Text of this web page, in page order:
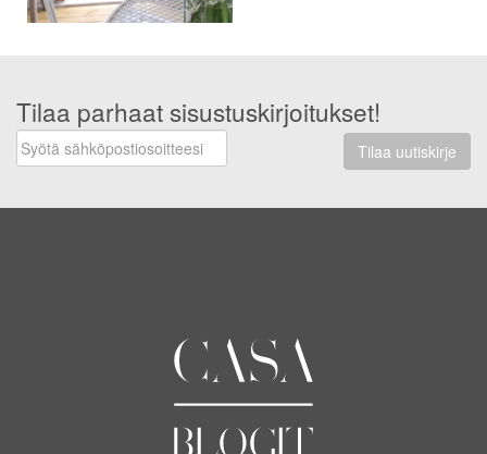
Tilaa parhaat sisustuskirjoitukset!
Tilaa uutiskirje